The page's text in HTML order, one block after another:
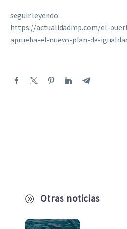
A Otras noticias
seguir leyendo:
https://actualidadmp.com/el-
aprueba-el-nuevo-plan-de-